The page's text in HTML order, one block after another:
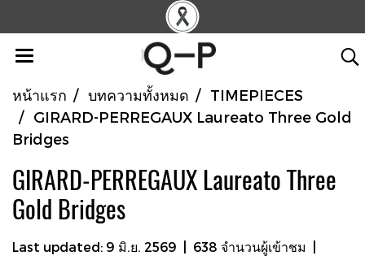
หน้าแรก บทความทั้งหมด
TIMEPIECES
GIRARD-PERREGAUX Laureato Three Gold
Bridges
GIRARD-PERREGAUX Laureato Three
Gold Bridges
Last updated: 9 มิ.ย. 2569 638 จำนวนผู้เข้าชม